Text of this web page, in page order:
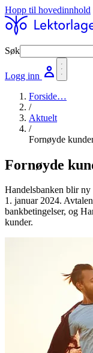
Hopp til hovedinnhold
Søk
Logg inn
Forside…
/
Aktuelt
/
Fornøyde
Fornøyde
Handelsbanken blir
1. januar 2024.
bankbetingelser, og
kunder.